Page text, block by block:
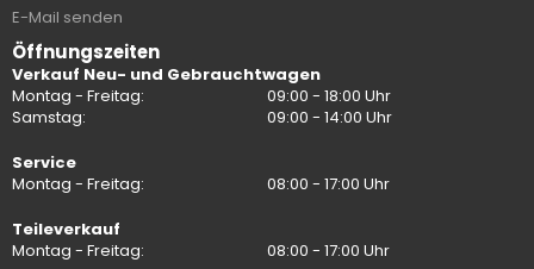
E-Mail senden
Öffnungszeiten
Verkauf Neu- und Gebrauchtwagen
Montag - Freitag:
09:00 - 18:00 Uhr
Samstag:
09:00 - 14:00 Uhr
Service
Montag - Freitag:
08:00 - 17:00 Uhr
Teileverkauf
Montag - Freitag:
08:00 - 17:00 Uhr